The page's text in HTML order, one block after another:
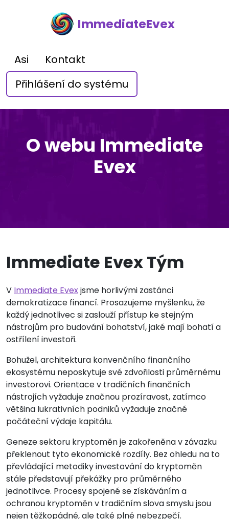
ImmediateEvex
Asi
Kontakt
Přihlášení do systému
O webu Immediate
Evex
Immediate Evex Tým
V Immediate Evexjsme horlivými zastánci
demokratizace financí. Prosazujeme myšlenku, že
každý jednotlivec si zaslouží přístup ke stejným
nástrojům pro budování bohatství, jaké mají bohatí a
ostřílení investoři.
Bohužel, architektura konvenčního finančního
ekosystému neposkytuje své zdvořilosti průměrnému
investorovi. Orientace v tradičních finančních
nástrojích vyžaduje značnou prozíravost, zatímco
většina lukrativních podniků vyžaduje značné
počáteční výdaje kapitálu.
Geneze sektoru kryptoměn je zakořeněna v závazku
překlenout tyto ekonomické rozdíly. Bez ohledu na to
převládající metodiky investování do kryptoměn
stále představují překážky pro průměrného
jednotlivce. Procesy spojené se získáváním a
ochranou kryptoměn v tradičním slova smyslu jsou
nejen těžkopádné, ale také plné nebezpečí.